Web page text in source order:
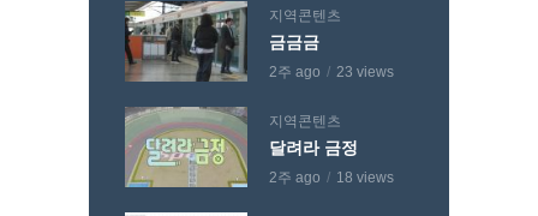
지역콘텐츠
금금금
2주 ago 23 views
지역콘텐츠
달려라 금정
2주 ago 18 views